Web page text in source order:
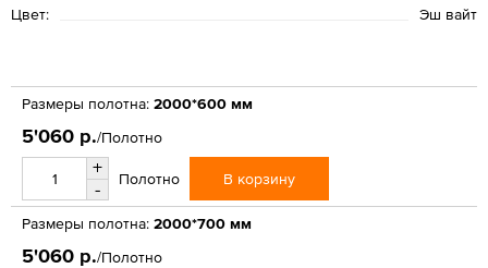
Цвет:
Эш вайт
Размеры полотна: 2000*600 мм
5'060 р./Полотно
+
-
Полотно В корзину
Размеры полотна: 2000*700 мм
5'060 р./Полотно